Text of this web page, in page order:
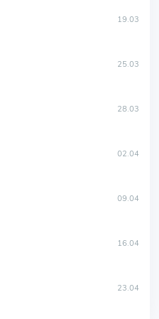
19.03
25.03
28.03
02.04
09.04
16.04
23.04